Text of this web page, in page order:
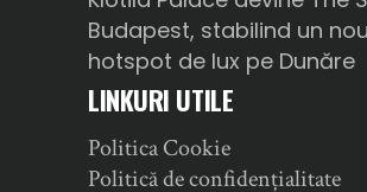
Budapest, stabilind un nou
hotspot de lux pe Dunăre
LINKURI UTILE
Politica Cookie
Politică de confidențialitate